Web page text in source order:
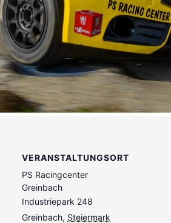
VERANSTALTUNGSORT
PS Racingcenter
Greinbach
Industriepark 248
Greinbach, Steiermark